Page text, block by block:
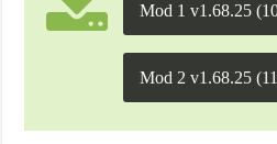
Mod 1 v1.68.25
Mod 2 v1.68.25